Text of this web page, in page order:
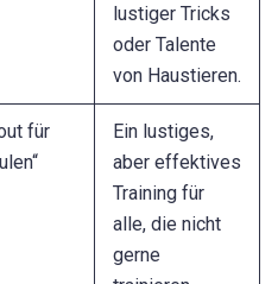
lustiger Tricks
oder Talente
von Haustieren.
für
Ein lustiges,
aber effektives
Training für
alle, die nicht
gerne